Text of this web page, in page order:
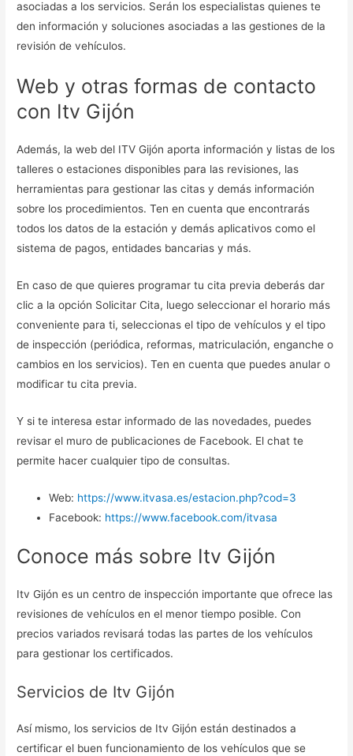
asociadas a los servicios. Serán los especialistas quienes te
den información y soluciones asociadas a las gestiones de la
revisión de vehículos.
Web y otras formas de contacto
con Itv Gijón
Además, la web del ITV Gijón aporta información y listas de los
talleres o estaciones disponibles para las revisiones, las
herramientas para gestionar las citas y demás información
sobre los procedimientos. Ten en cuenta que encontrarás
todos los datos de la estación y demás aplicativos como el
sistema de pagos, entidades bancarias y más.
En caso de que quieres programar tu cita previa deberás dar
clic a la opción Solicitar Cita, luego seleccionar el horario más
conveniente para ti, seleccionas el tipo de vehículos y el tipo
de inspección (periódica, reformas, matriculación, enganche o
cambios en los servicios). Ten en cuenta que puedes anular o
modificar tu cita previa.
Y si te interesa estar informado de las novedades, puedes
revisar el muro de publicaciones de Facebook. El chat te
permite hacer cualquier tipo de consultas.
Web: https://www.itvasa.es/estacion.php?cod=3
Facebook: https://www.facebook.com/itvasa
Conoce más sobre Itv Gijón
Itv Gijón es un centro de inspección importante que ofrece las
revisiones de vehículos en el menor tiempo posible. Con
precios variados revisará todas las partes de los vehículos
para gestionar los certificados.
Servicios de Itv Gijón
Así mismo, los servicios de Itv Gijón están destinados a
certificar el buen funcionamiento de los vehículos que se